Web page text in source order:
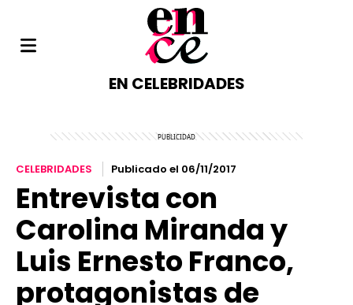
EN CELEBRIDADES
CELEBRIDADES Publicado el 06/11/2017
Entrevista con
Carolina Miranda y
Luis Ernesto Franco,
protagonistas de